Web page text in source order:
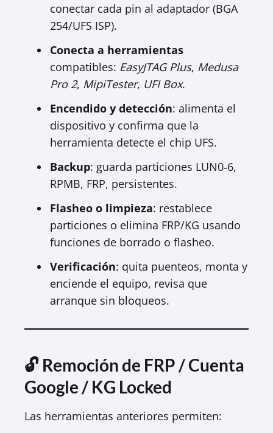
conectar cada pin al adaptador (BGA
254/UFS ISP).
Conecta a herramientas
compatibles: EasyJTAG Plus, Medusa
Pro 2, MipiTester, UFI Box.
Encendido y detección: alimenta el
dispositivo y confirma que la
herramienta detecte el chip UFS.
Backup: guarda particiones LUN0‑6,
RPMB, FRP, persistentes.
Flasheo o limpieza: restablece
particiones o elimina FRP/KG usando
funciones de borrado o flasheo.
Verificación: quita puenteos, monta y
enciende el equipo, revisa que
arranque sin bloqueos.
🔓 Remoción de FRP / Cuenta
Google / KG Locked
Las herramientas anteriores permiten: